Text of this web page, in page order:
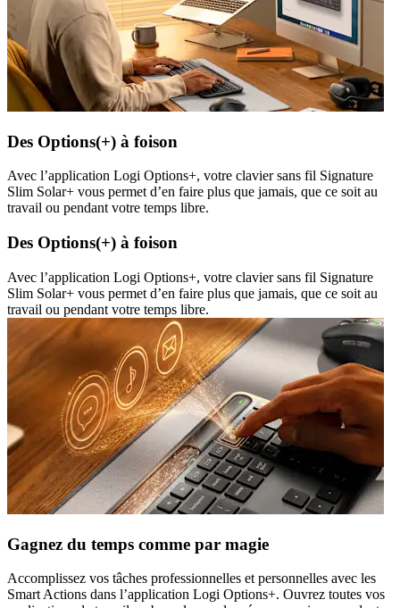
Des Options(+) à foison
Avec l’application Logi Options+, votre clavier sans fil Signature
Slim Solar+ vous permet d’en faire plus que jamais, que ce soit au
travail ou pendant votre temps libre.
Des Options(+) à foison
Avec l’application Logi Options+, votre clavier sans fil Signature
Slim Solar+ vous permet d’en faire plus que jamais, que ce soit au
travail ou pendant votre temps libre.
Gagnez du temps comme par magie
Accomplissez vos tâches professionnelles et personnelles avec les
Smart Actions dans l’application Logi Options+. Ouvrez toutes vos